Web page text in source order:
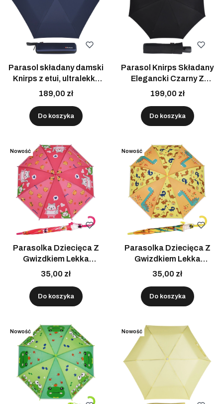
Parasol składany damski
Knirps z etui, ultralekki,
do torebki, granatowy
189,00 zł
Do koszyka
Parasol Knirps Składany
Elegancki Czarny Z
Pokrowcem Idealny Do
Pracy
199,00 zł
Do koszyka
Nowość
Parasolka Dziecięca Z
Gwizdkiem Lekka
Automatyczna
Czerwona- Kotki
35,00 zł
Do koszyka
Nowość
Parasolka Dziecięca Z
Gwizdkiem Lekka
Automatyczna Żółta-
Dinozaury
35,00 zł
Do koszyka
Nowość Nowość